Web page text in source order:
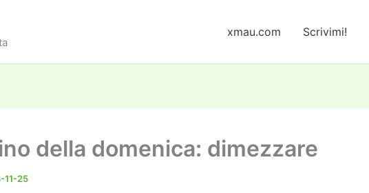
xmau.com Scrivimi!
della domenica: dimezzare
11-25